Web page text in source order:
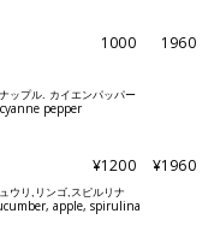
1000 1960
ップル. カイエンパッパー
pepper
¥1200 ¥1960
ウリ,リンゴ,スピルリナ
apple, spirulina